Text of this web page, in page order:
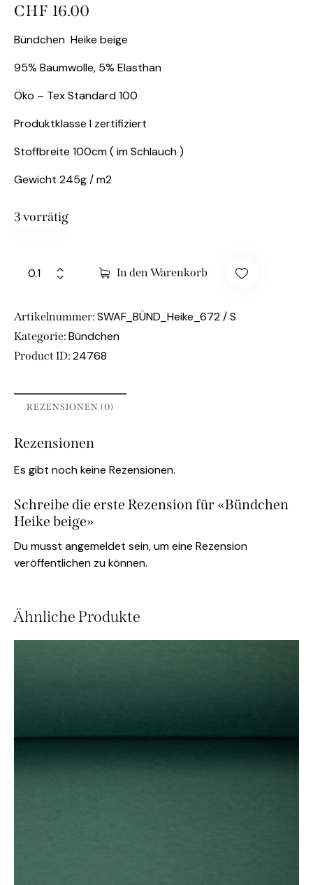
CHF 16.00
Bündchen Heike beige
95% Baumwolle, 5% Elasthan
Öko – Tex Standard 100
Produktklasse I zertifiziert
Stoffbreite 100cm ( im Schlauch )
Gewicht 245g / m2
3 vorrätig
In den Warenkorb
Artikelnummer: SWAF_BÜND_Heike_672 / S
Kategorie: Bündchen
Product ID: 24768
REZENSIONEN (0)
Rezensionen
Es gibt noch keine Rezensionen.
Schreibe die erste Rezension für «Bündchen
Heike beige»
Du musst angemeldet sein, um eine Rezension
veröffentlichen zu können.
Ähnliche Produkte